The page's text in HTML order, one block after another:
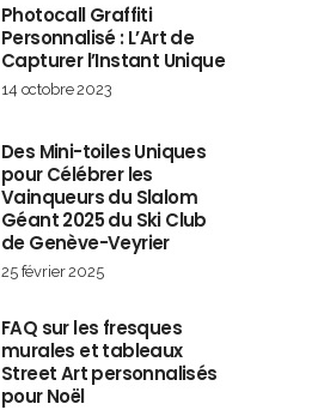
Photocall Graffiti
Personnalisé : L’Art de
Capturer l’Instant Unique
14 octobre 2023
Des Mini-toiles Uniques
pour Célébrer les
Vainqueurs du Slalom
Géant 2025 du Ski Club
de Genève-Veyrier
25 février 2025
FAQ sur les fresques
murales et tableaux
Street Art personnalisés
pour Noël